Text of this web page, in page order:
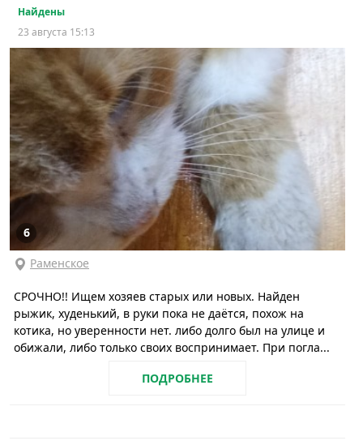
Найдены
23 августа 15:13
6
Раменское
СРОЧНО!! Ищем хозяев старых или новых. Найден
рыжик, худенький, в руки пока не даётся, похож на
котика, но уверенности нет. либо долго был на улице и
обижали, либо только своих воспринимает. При погла...
ПОДРОБНЕЕ